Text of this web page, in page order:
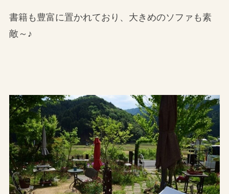
書籍も豊富に置かれており、大きめのソファも素
敵～♪